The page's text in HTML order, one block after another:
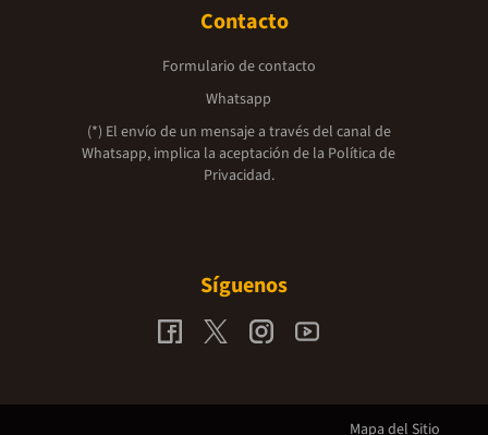
Contacto
Formulario de contacto
Whatsapp
(*) El envío de un mensaje a través del canal de
Whatsapp, implica la aceptación de la Política de
Privacidad.
Síguenos
Mapa del Sitio